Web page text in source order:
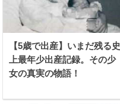
【5歳で出産】いまだ残る史
上最年少出産記録。その少
女の真実の物語！